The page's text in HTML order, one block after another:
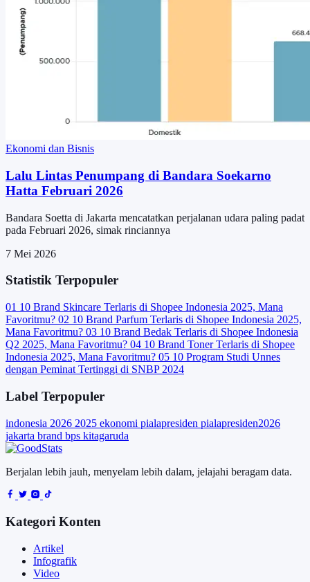
Ekonomi dan Bisnis
Lalu Lintas Penumpang di Bandara Soekarno
Hatta Februari 2026
Bandara Soetta di Jakarta mencatatkan perjalanan udara paling padat
pada Februari 2026, simak rinciannya
7 Mei 2026
Statistik Terpopuler
01 10 Brand Skincare Terlaris di Shopee Indonesia 2025, Mana
Favoritmu? 02 10 Brand Parfum Terlaris di Shopee Indonesia 2025,
Mana Favoritmu? 03 10 Brand Bedak Terlaris di Shopee Indonesia
Q2 2025, Mana Favoritmu? 04 10 Brand Toner Terlaris di Shopee
Indonesia 2025, Mana Favoritmu? 05 10 Program Studi Unnes
dengan Peminat Tertinggi di SNBP 2024
Label Terpopuler
indonesia 2026 2025 ekonomi pialapresiden pialapresiden2026
jakarta brand bps kitagaruda
Berjalan lebih jauh, menyelam lebih dalam, jelajahi beragam data.
Kategori Konten
Artikel
Infografik
Video